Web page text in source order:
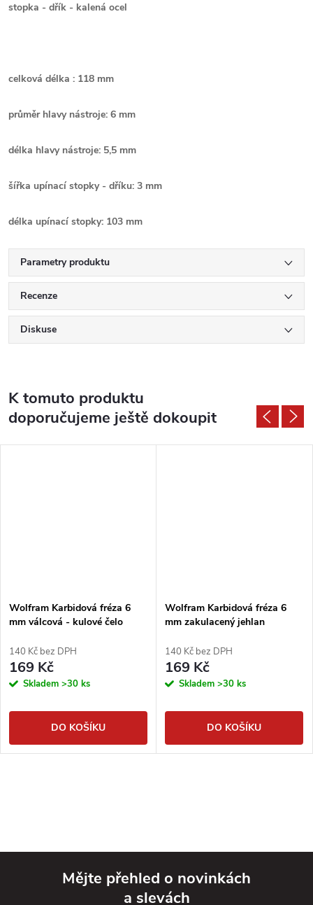
stopka - dřík - kalená ocel
celková délka : 118 mm
průměr hlavy nástroje: 6 mm
délka hlavy nástroje: 5,5 mm
šířka upínací stopky - dříku: 3 mm
délka upínací stopky: 103 mm
Parametry produktu
Recenze
Diskuse
K tomuto produktu
doporučujeme ještě dokoupit
Wolfram Karbidová fréza 6
mm válcová - kulové čelo
140 Kč bez DPH
169 Kč
Skladem >30 ks
DO KOŠÍKU
Wolfram Karbidová fréza 6
mm zakulacený jehlan
140 Kč bez DPH
169 Kč
Skladem >30 ks
DO KOŠÍKU
Mějte přehled o novinkách
a slevách